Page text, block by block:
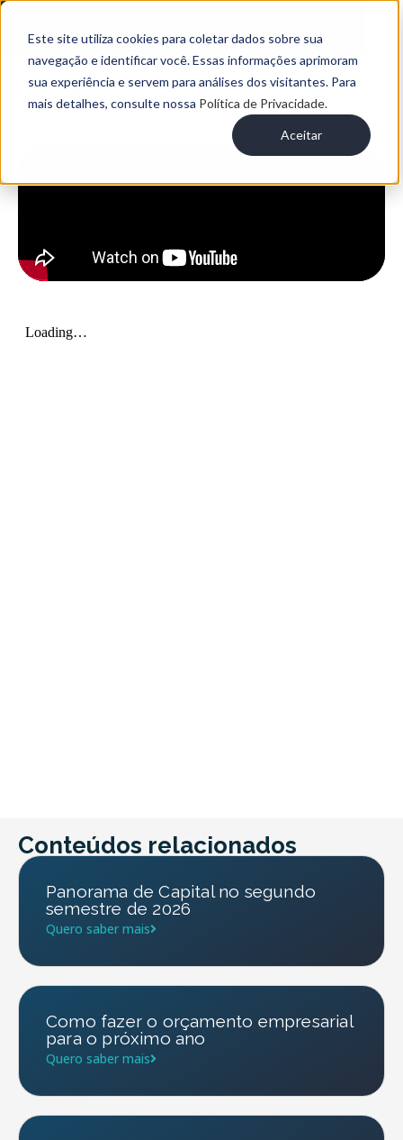
Este site utiliza cookies para coletar dados sobre sua
navegação e identificar você. Essas informações aprimoram
sua experiência e servem para análises dos visitantes. Para
mais detalhes, consulte nossa Política de Privacidade.
Aceitar
As lições das Americanas para o
varejo
Conteúdos relacionados
Panorama de Capital no segundo
semestre de 2026
Quero saber mais
Como fazer o orçamento empresarial
para o próximo ano
Quero saber mais